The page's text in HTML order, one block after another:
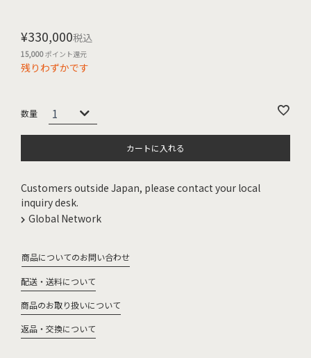
¥330,000税込
15,000ポイント還元
残りわずかです
カートに入れる
Customers outside Japan, please contact your local
inquiry desk.
Global Network
商品についてのお問い合わせ
配送・送料について
商品のお取り扱いについて
返品・交換について